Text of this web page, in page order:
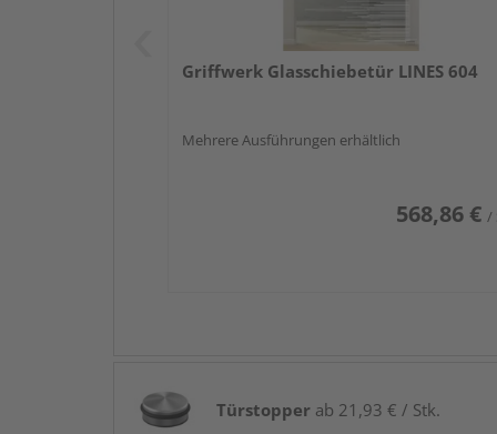
Griffwerk Glasschiebetür LINES 604
Mehrere Ausführungen erhältlich
568,86 € /
Türstopper ab 21,93 € / Stk.